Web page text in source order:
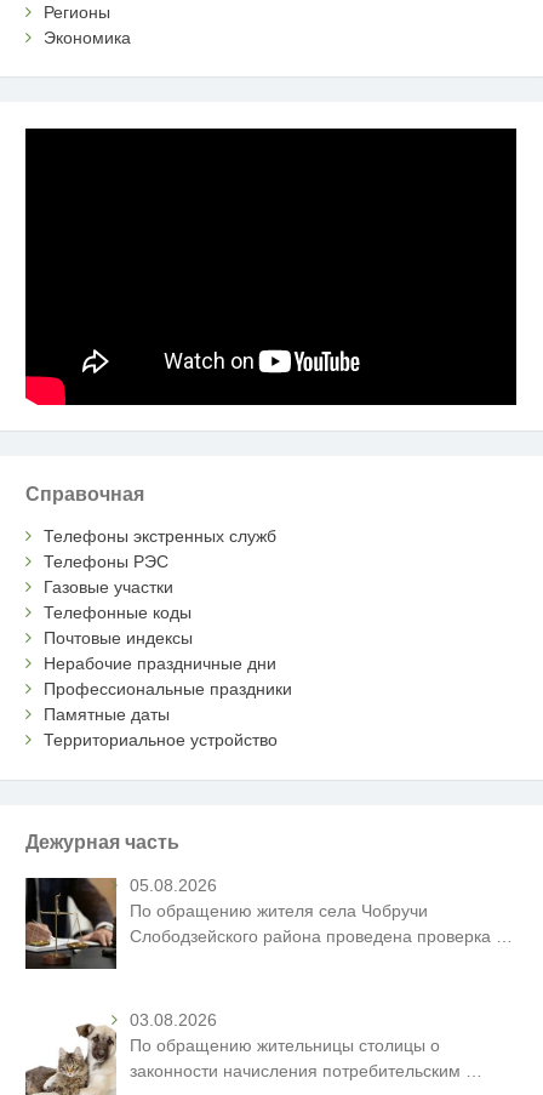
Регионы
Экономика
Справочная
Телефоны экстренных служб
Телефоны РЭС
Газовые участки
Телефонные коды
Почтовые индексы
Нерабочие праздничные дни
Профессиональные праздники
Памятные даты
Территориальное устройство
Дежурная часть
05.08.2026
По обращению жителя села Чобручи
Слободзейского района проведена проверка
03.08.2026
По обращению жительницы столицы о
законности начисления потребительским